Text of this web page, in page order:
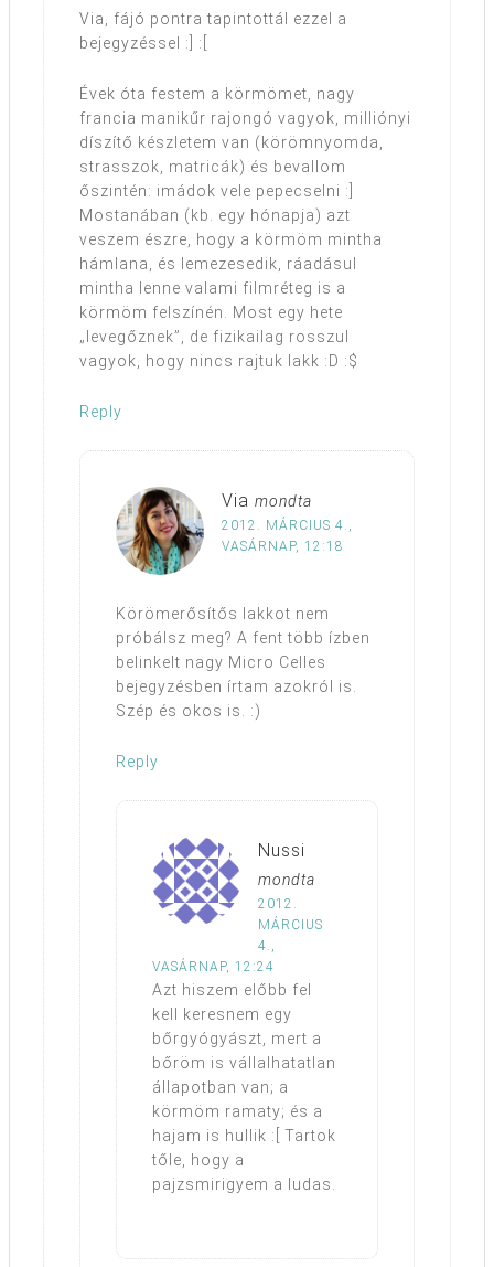
Via, fájó pontra tapintottál ezzel a
bejegyzéssel :] :[
Évek óta festem a körmömet, nagy
francia manikűr rajongó vagyok, milliónyi
díszítő készletem van (körömnyomda,
strasszok, matricák) és bevallom
őszintén: imádok vele pepecselni :]
Mostanában (kb. egy hónapja) azt
veszem észre, hogy a körmöm mintha
hámlana, és lemezesedik, ráadásul
mintha lenne valami filmréteg is a
körmöm felszínén. Most egy hete
„levegőznek”, de fizikailag rosszul
vagyok, hogy nincs rajtuk lakk :D :$
Reply
Via mondta
2012. MÁRCIUS 4.,
VASÁRNAP, 12:18
Körömerősítős lakkot nem
próbálsz meg? A fent több ízben
belinkelt nagy Micro Celles
bejegyzésben írtam azokról is.
Szép és okos is. :)
Reply
Nussi
mondta
2012.
MÁRCIUS
4.,
VASÁRNAP, 12:24
Azt hiszem előbb fel
kell keresnem egy
bőrgyógyászt, mert a
bőröm is vállalhatatlan
állapotban van; a
körmöm ramaty; és a
hajam is hullik :[ Tartok
tőle, hogy a
pajzsmirigyem a ludas.